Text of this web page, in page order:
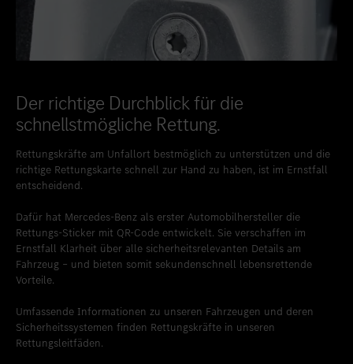
Der richtige Durchblick für die
schnellstmögliche Rettung.
Rettungskräfte am Unfallort bestmöglich zu unterstützen und die
richtige Rettungskarte schnell zur Hand zu haben, ist im Ernstfall
entscheidend.
Dafür hat Mercedes-Benz als erster Automobilhersteller die
Rettungs-Sticker mit QR-Code entwickelt. Sie verschaffen im
Ernstfall Klarheit über alle sicherheitsrelevanten Details am
Fahrzeug – und bieten somit sekundenschnell lebensrettende
Vorteile.
Umfassende Informationen zu unseren Fahrzeugen und deren
Sicherheitssystemen finden Rettungskräfte in unseren
Rettungsleitfäden.